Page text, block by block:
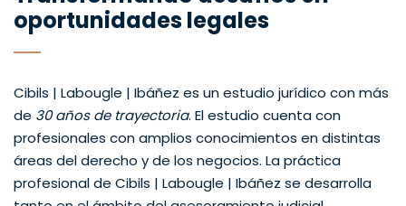
oportunidades legales
Cibils | Labougle | Ibáñez es un estudio jurídico con más
de 30 años de trayectoria. El estudio cuenta con
profesionales con amplios conocimientos en distintas
áreas del derecho y de los negocios. La práctica
profesional de Cibils | Labougle | Ibáñez se desarrolla